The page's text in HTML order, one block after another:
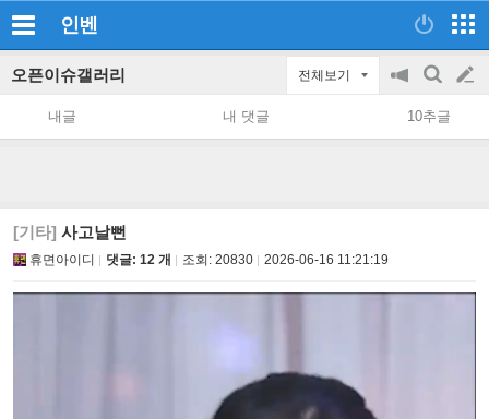
인벤
오픈이슈갤러리 전체보기
공
지
on/off
검
색
글
쓰
내글 내 댓글 10추글
[기타] 사고날뻔
휴면아이디 댓글: 12 개 조회: 20830 2026-06-16 11:21:19